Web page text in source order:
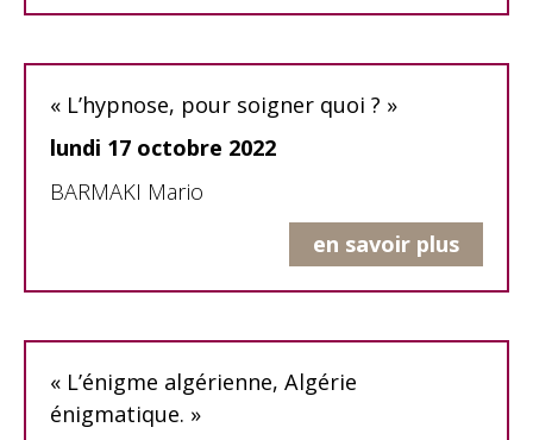
« L’hypnose, pour soigner quoi ? »
lundi 17 octobre 2022
BARMAKI Mario
en savoir plus
« L’énigme algérienne, Algérie
énigmatique. »